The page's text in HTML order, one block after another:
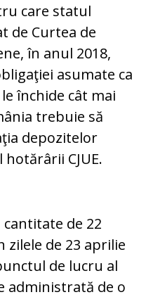
care statul
de Curtea de
în anul 2018,
asumate ca
închide cât mai
trebuie să
depozitelor
CJUE.
cantitate de 22
de 23 aprilie
de lucru al
administrată de o